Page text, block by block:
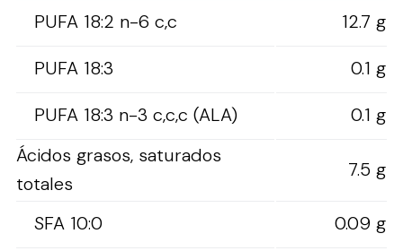
PUFA 18:2 n-6 c,c
12.7 g
PUFA 18:3
0.1 g
PUFA 18:3 n-3 c,c,c (ALA)
0.1 g
Ácidos grasos, saturados
totales
7.5 g
SFA 10:0
0.09 g